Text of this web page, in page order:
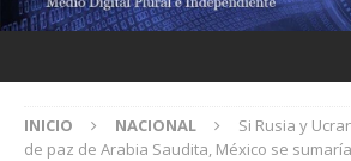
INICIO NACIONAL
Si Rusia y
de paz de Arabia Saudita, México se